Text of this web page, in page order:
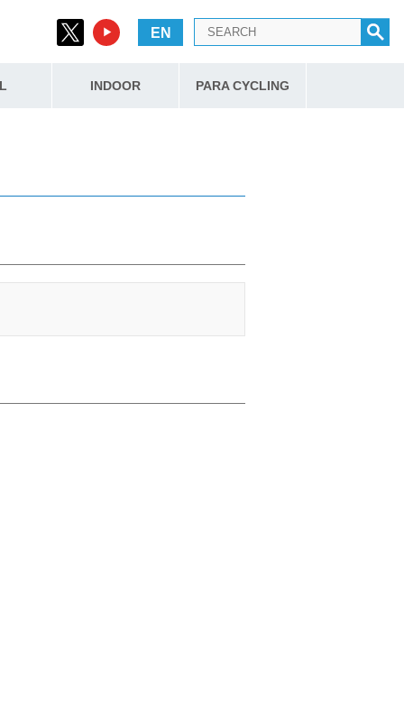
EN
INDOOR PARA CYCLING